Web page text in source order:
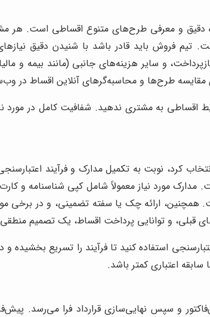
و معرفی طرح‌های متنوع اقساطی است. هر
تیم فروش باید قادر باشد با شنیدن دقیق
و سایر هزینه‌های جانبی (مانند بیمه و
مقایسه طرح‌ها و محاسبه‌گرهای آنلاین اقساط در
اقساطی به مشتری ندهید. شفافیت کامل در
کرد، نوبت به تکمیل مدارک و فرآیند
مورد نیاز معمولاً شامل کپی شناسنامه و
ارائه چک یا سفته تضمینی، و در برخی
و توانایی پرداخت اقساط، یک تصمیم منطقی
استفاده کنید تا فرآیند را تسریع
اعتباری کمتر باشد.
و سپس نهایی‌سازی قرارداد فرا می‌رسد.